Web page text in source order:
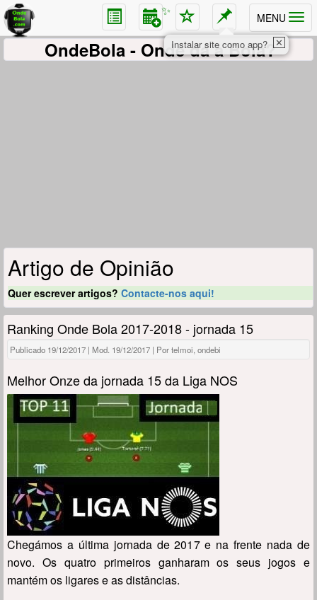
MENU
✨
OndeBola - Onde dá a Bola?
Artigo de Opinião
Quer escrever artigos? Contacte-nos aqui!
Ranking Onde Bola 2017-2018 - jornada 15
Publicado 19/12/2017 | Mod. 19/12/2017 | Por telmoi, ondebi
Melhor Onze da jornada 15 da Liga NOS
Chegámos a última jornada de 2017 e na frente nada de
novo. Os quatro primeiros ganharam os seus jogos e
mantém os ligares e as distâncias.
✕
Instalar site como app?